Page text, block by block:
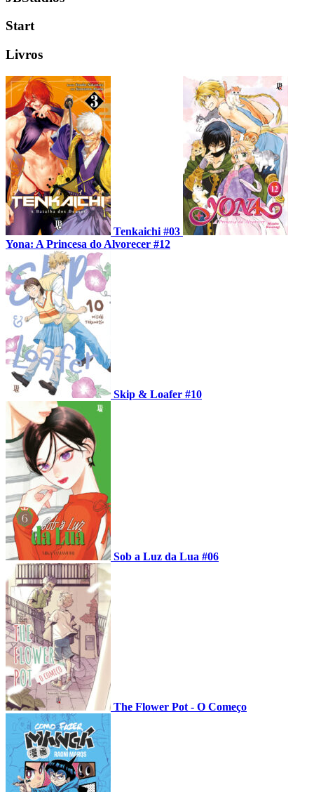
Start
Livros
Tenkaichi #03
Yona: A Princesa do Alvorecer #12
Skip & Loafer #10
Sob a Luz da Lua #06
The Flower Pot - O Começo